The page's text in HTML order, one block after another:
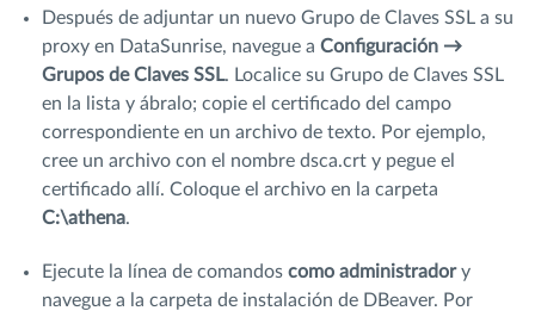
Después de adjuntar un nuevo Grupo de Claves SSL a su
proxy en DataSunrise, navegue a Configuración →
Grupos de Claves SSL. Localice su Grupo de Claves SSL
en la lista y ábralo; copie el certificado del campo
correspondiente en un archivo de texto. Por ejemplo,
cree un archivo con el nombre dsca.crt y pegue el
certificado allí. Coloque el archivo en la carpeta
C:\athena.
Ejecute la línea de comandos como administradory
navegue a la carpeta de instalación de DBeaver. Por